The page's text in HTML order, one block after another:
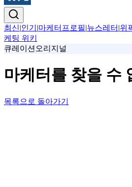
최신|인기 |마케터프로필|뉴스레터 |위
케팅 위키
큐레이션 오리지널
마케터를 찾을 수
목록으로 돌아가기